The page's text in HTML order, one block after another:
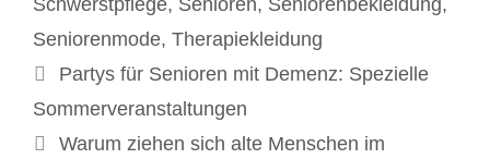
Schwerstpflege, Senioren, Seniorenbekleidung,
Seniorenmode, Therapiekleidung
Beitrags-
Navigation
Partys für Senioren mit Demenz: Spezielle
Sommerveranstaltungen
Warum ziehen sich alte Menschen im